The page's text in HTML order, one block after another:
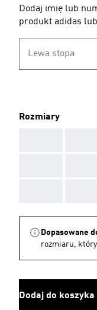
Dodaj imię lub
produkt adidas
Lewa stopa
Rozmiary
Dopasowane
rozmiaru, który
Dodaj do koszyka